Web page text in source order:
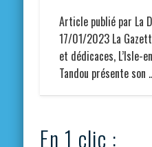
Article publié par La
17/01/2023 La
et dédicaces, L’Isle-
Tandou présente son
En 1 clic :